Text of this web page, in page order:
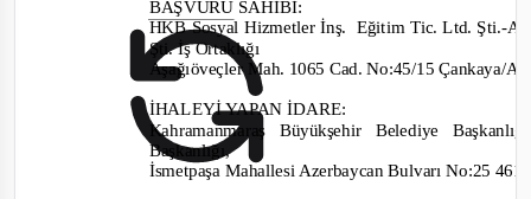
BAŞVURU SAHİBİ:
HKB Sosyal Hizmetlerİnş. Eğitim Tic. Ltd. Şti.-
Şti. İş Ortaklığı
Aşağıöveçler Mah. 1065 Cad. No:45/15 Çankaya/
İHALEYİ YAPAN İDARE:
Kahramanmaraş Büyükşehir Belediye
Başkanlığı ,
İsmetpaşa Mahallesi Azerbaycan Bulvarı No:25